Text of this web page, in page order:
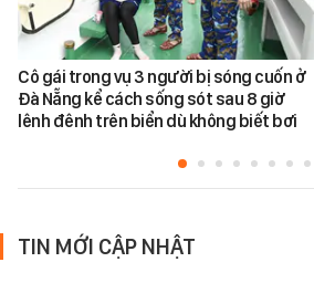
Cô gái trong vụ 3 người bị sóng cuốn ở
Đà Nẵng kể cách sống sót sau 8 giờ
lênh đênh trên biển dù không biết bơi
TIN MỚI CẬP NHẬT